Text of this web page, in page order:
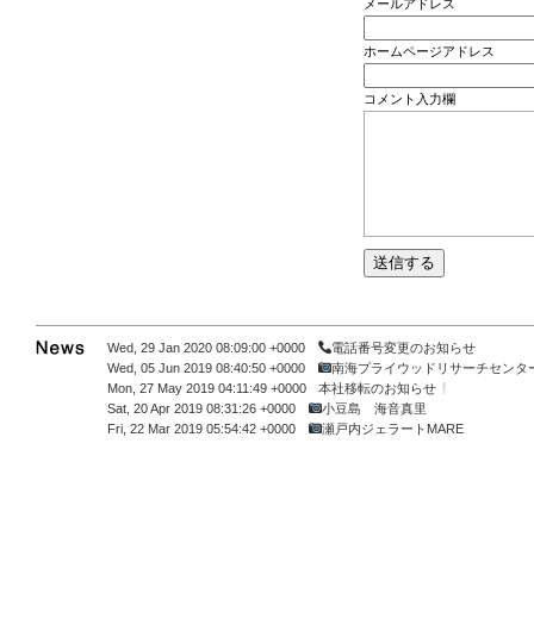
メールアドレス
ホームページアドレス
コメント入力欄
Wed, 29 Jan 2020 08:09:00 +0000
電話番号変更のお知らせ
Wed, 05 Jun 2019 08:40:50 +0000
南海プライウッドリサーチセンタ
Mon, 27 May 2019 04:11:49 +0000
本社移転のお知らせ
Sat, 20 Apr 2019 08:31:26 +0000
小豆島 海音真里
Fri, 22 Mar 2019 05:54:42 +0000
瀬戸内ジェラートMARE